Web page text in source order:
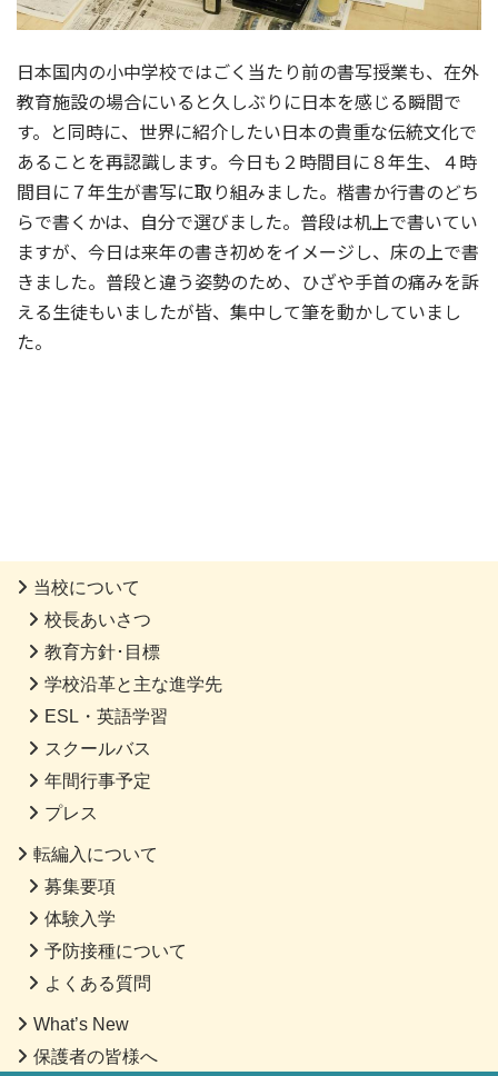
日本国内の小中学校ではごく当たり前の書写授業も、在外
教育施設の場合にいると久しぶりに日本を感じる瞬間で
す。と同時に、世界に紹介したい日本の貴重な伝統文化で
あることを再認識します。今日も２時間目に８年生、４時
間目に７年生が書写に取り組みました。楷書か行書のどち
らで書くかは、自分で選びました。普段は机上で書いてい
ますが、今日は来年の書き初めをイメージし、床の上で書
きました。普段と違う姿勢のため、ひざや手首の痛みを訴
える生徒もいましたが皆、集中して筆を動かしていまし
た。
当校について
校長あいさつ
教育方針･目標
学校沿革と主な進学先
ESL・英語学習
スクールバス
年間行事予定
プレス
転編入について
募集要項
体験入学
予防接種について
よくある質問
What’s New
保護者の皆様へ